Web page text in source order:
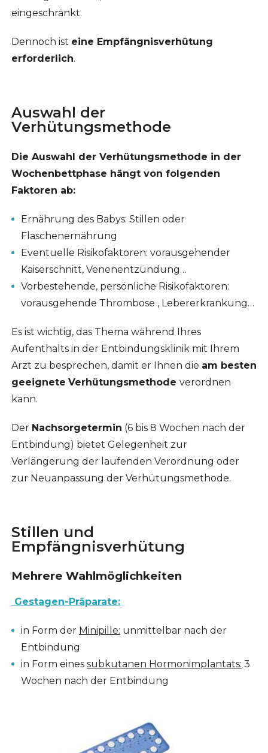
eingeschränkt.
Dennoch ist eine Empfängnisverhütung
erforderlich.
Auswahl der
Verhütungsmethode
Die Auswahl der Verhütungsmethode in der
Wochenbettphase hängt von folgenden
Faktoren ab:
Ernährung des Babys: Stillen oder
Flaschenernährung
Eventuelle Risikofaktoren: vorausgehender
Kaiserschnitt, Venenentzündung…
Vorbestehende, persönliche Risikofaktoren:
vorausgehende Thrombose , Lebererkrankung…
Es ist wichtig, das Thema während Ihres
Aufenthalts in der Entbindungsklinik mit Ihrem
Arzt zu besprechen, damit er Ihnen die am besten
geeignete Verhütungsmethode verordnen
kann.
Der Nachsorgetermin (6 bis 8 Wochen nach der
Entbindung) bietet Gelegenheit zur
Verlängerung der laufenden Verordnung oder
zur Neuanpassung der Verhütungsmethode.
Stillen und
Empfängnisverhütung
Mehrere Wahlmöglichkeiten
Gestagen-Präparate:
in Form der Minipille: unmittelbar nach der
Entbindung
in Form eines subkutanen Hormonimplantats: 3
Wochen nach der Entbindung